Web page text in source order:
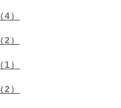
）
）
）
）